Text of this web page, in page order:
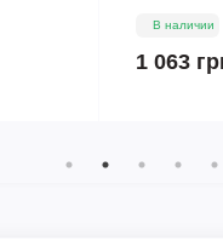
В наличии
1 743